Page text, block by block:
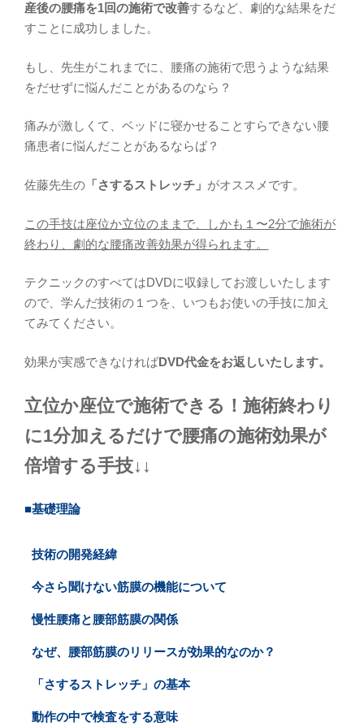
産後の腰痛を1回の施術で改善するなど、劇的な結果をだ
すことに成功しました。
もし、先生がこれまでに、腰痛の施術で思うような結果
をだせずに悩んだことがあるのなら？
痛みが激しくて、ベッドに寝かせることすらできない腰
痛患者に悩んだことがあるならば？
佐藤先生の 「さするストレッチ」 がオススメです。
この手技は座位か立位のままで、しかも１〜2分で施術が
終わり、劇的な腰痛改善効果が得られます。
テクニックのすべてはDVDに収録してお渡しいたします
ので、学んだ技術の１つを、いつもお使いの手技に加え
てみてください。
効果が実感できなければDVD代金をお返しいたします。
立位か座位で施術できる！施術終わり
に1分加えるだけで腰痛の施術効果が
倍増する手技↓↓
■基礎理論
技術の開発経緯
今さら聞けない筋膜の機能について
慢性腰痛と腰部筋膜の関係
なぜ、腰部筋膜のリリースが効果的なのか？
「さするストレッチ」の基本
動作の中で検査をする意味